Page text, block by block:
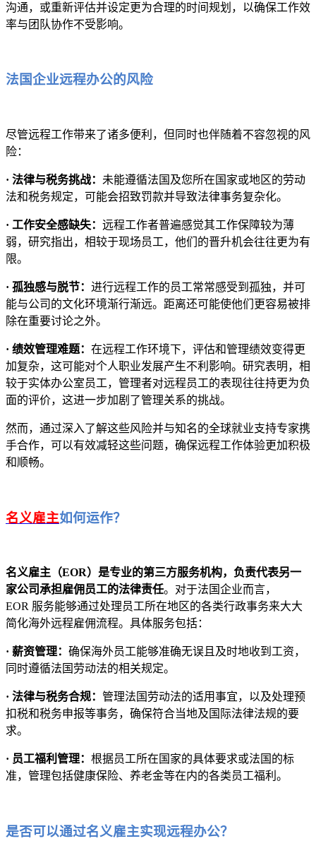
沟通，或重新评估并设定更为合理的时间规划，以确保工作效
率与团队协作不受影响。
法国企业远程办公的风险
尽管远程工作带来了诸多便利，但同时也伴随着不容忽视的风
险：
· 法律与税务挑战： 未能遵循法国及您所在国家或地区的劳动
法和税务规定，可能会招致罚款并导致法律事务复杂化。
· 工作安全感缺失： 远程工作者普遍感觉其工作保障较为薄
弱，研究指出，相较于现场员工，他们的晋升机会往往更为有
限。
· 孤独感与脱节： 进行远程工作的员工常常感受到孤独，并可
能与公司的文化环境渐行渐远。距离还可能使他们更容易被排
除在重要讨论之外。
· 绩效管理难题： 在远程工作环境下，评估和管理绩效变得更
加复杂，这可能对个人职业发展产生不利影响。研究表明，相
较于实体办公室员工，管理者对远程员工的表现往往持更为负
面的评价，这进一步加剧了管理关系的挑战。
然而，通过深入了解这些风险并与知名的全球就业支持专家携
手合作，可以有效减轻这些问题，确保远程工作体验更加积极
和顺畅。
名义雇主如何运作？
名义雇主（EOR）是专业的第三方服务机构，负责代表另一
家公司承担雇佣员工的法律责任。对于法国企业而言，
EOR 服务能够通过处理员工所在地区的各类行政事务来大大
简化海外远程雇佣流程。具体服务包括：
· 薪资管理： 确保海外员工能够准确无误且及时地收到工资，
同时遵循法国劳动法的相关规定。
· 法律与税务合规： 管理法国劳动法的适用事宜，以及处理预
扣税和税务申报等事务，确保符合当地及国际法律法规的要
求。
· 员工福利管理： 根据员工所在国家的具体要求或法国的标
准，管理包括健康保险、养老金等在内的各类员工福利。
是否可以通过名义雇主实现远程办公？